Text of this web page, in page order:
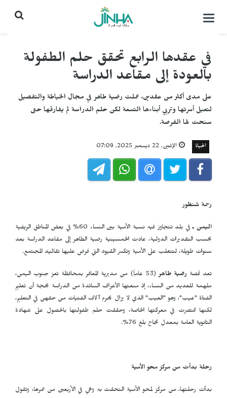
التحكم
في عقدها الرابع تحقق حلم الطفولة
بالعودة إلى مقاعد الدراسة
على مدى أكثر من عقدين، عملت رضية طاهر في مجال الخياطة والتفصيل
لتعيل أسرتها وتربي أبناءها التسعة لكن حلم الدراسة لم يفارقها حتى
سنحت لها الفرصة.
الحياة الإثنين, 22 ديسمبر 2025, 07:09
رحمة شنظور
اليمن ـ
في بلد تتجاوز فيه نسبة الأمية بين النساء 60% في بعض المناطق الريفية
بحسب التقديرات الدولية، عادت الخمسينية رضية الطاهر إلى مقاعد الدراسة بعد
سنوات طويلة، لتتغلب على الأمية وتكسر القيود التي فرض عليها تقاليد المجتمع.
تعد قصة رضية طاهر
(53 عاماً) من مديرية المعافر بمحافظة تعز جنوب اليمن،
ملهمة للعديد من النساء، إذ منعتها الأعراف السائدة من الدراسة بحجة أن تعليم
الفتاة "عيب"، وهو "العيب" الذي لا يزال يحرم آلاف الفتيات من حقهن في التعليم،
لكنها انتصرت في معركتها الخاصة، وحققت حلم طفولتها بالحصول على شهادة
الثانوية العامة بمعدل نجاح بلغ 76%.
رحلة بدأت من مركز محو الأمية
بدأت رحلتها، من مركز لمحو الأمية التحقت به وهي في الأربعين من عمرها، وتقول